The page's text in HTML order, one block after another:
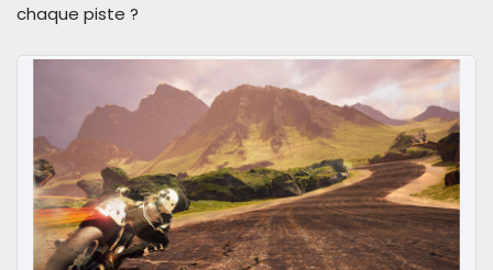
chaque piste ?